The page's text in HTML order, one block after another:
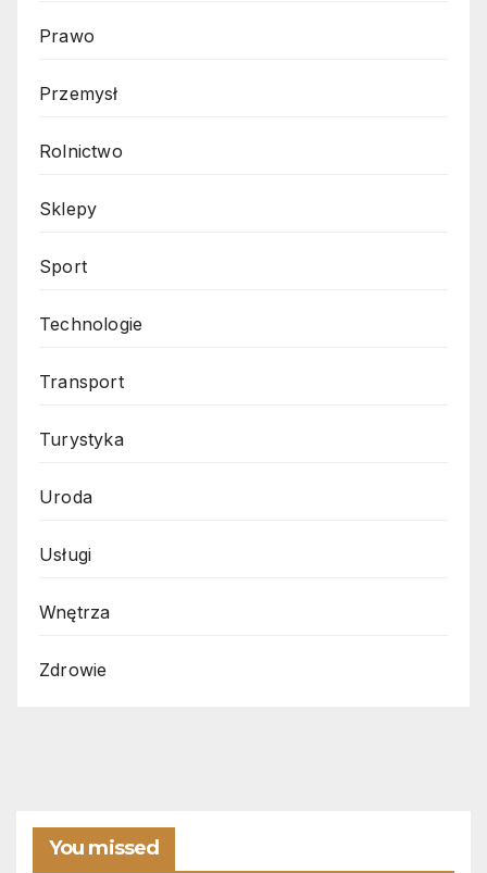
Prawo
Przemysł
Rolnictwo
Sklepy
Sport
Technologie
Transport
Turystyka
Uroda
Usługi
Wnętrza
Zdrowie
You missed